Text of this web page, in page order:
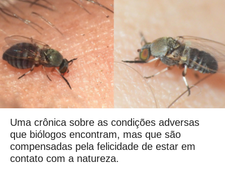
Amazônia
Uma crônica sobre as condições adversas
que biólogos encontram, mas que são
compensadas pela felicidade de estar em
contato com a natureza.